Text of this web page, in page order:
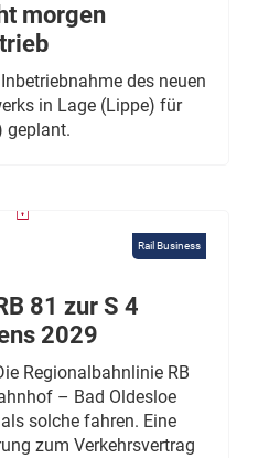
morgen
des neuen
in Lage (Lippe) für
geplant.
Rail Business
81 zur S 4
2029
Regionalbahnlinie RB
– Bad Oldesloe
solche fahren. Eine
zum Verkehrsvertrag